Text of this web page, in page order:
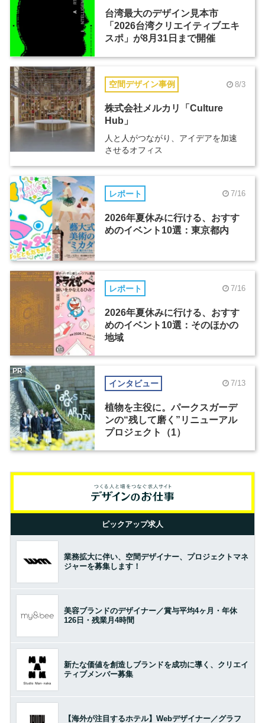
台湾最大のデザイン見本市
「2026台湾クリエイティブエキ
スポ」が8月31日まで開催
空間デザイン事例 8/3
株式会社メルカリ「Culture
Hub」
人と人がつながり、アイデアを加速
させるオフィス
レポート 7/16
2026年夏休みに行ける、おすす
めのイベント10選：東京都内
レポート 7/16
2026年夏休みに行ける、おすす
めのイベント10選：そのほかの
地域
インタビュー 7/13
植物を主役に。パークスガーデ
ンの“残して磨く”リニューアル
プロジェクト（1）
PR
ピックアップ求人
業務拡大に伴い、空間デザイナー、プロジェクトマネ
ジャーを募集します！
美容ブランドのデザイナー／賞与平均4ヶ月・年休
126日・残業月4時間
新たな価値を創造しブランドを成功に導く、クリエイ
ティブメンバー募集
【海外が注目するホテル】Webデザイナー／グラフ